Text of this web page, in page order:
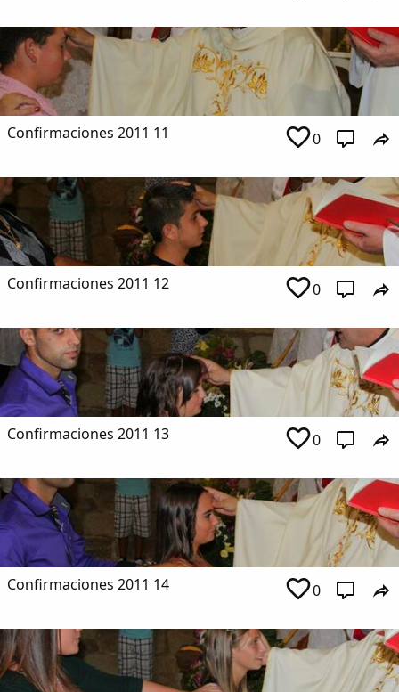
Confirmaciones 2011 11 0
Confirmaciones 2011 12 0
Confirmaciones 2011 13 0
Confirmaciones 2011 14 0